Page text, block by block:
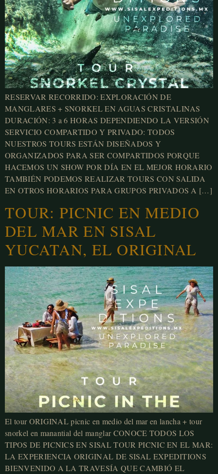
RESERVAR RECORRIDO: EXPLORACIÓN DE
MANGLARES + SNORKEL EN AGUAS CRISTALINAS
DURACIÓN: 3 a 6 HORAS DEPENDIENDO LA VERSIÓN
SERVICIO COMPARTIDO Y PRIVADO: TODOS
NUESTROS TOURS ESTÁN DISEÑADOS Y
ORGANIZADOS PARA SER COMPARTIDOS PORQUE
HACEMOS UN SHOW POR DÍA EN EL MEJOR HORARIO
TAMBIÉN PODEMOS REALIZAR TOURS CON SALIDA
EN OTROS HORARIOS PARA GRUPOS PRIVADOS A […]
TOUR: PICNIC EN MEDIO
DEL MAR EN SISAL
YUCATAN, EL ORIGINAL
El tour ORIGINAL picnic en medio del mar en lancha + tour
snorkel en manantial del manglar CONOCE TODOS LOS
TIPOS DE PICNICS EN SISAL TOUR PICNIC EN EL MAR:
LA EXPERIENCIA ORIGINAL DE SISAL EXPEDITIONS
BIENVENIDO A LA TRAVESÍA QUE CAMBIÓ EL